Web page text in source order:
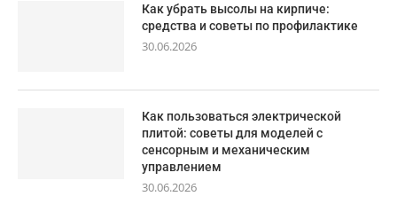
Как убрать высолы на кирпиче:
средства и советы по профилактике
30.06.2026
Как пользоваться электрической
плитой: советы для моделей с
сенсорным и механическим
управлением
30.06.2026